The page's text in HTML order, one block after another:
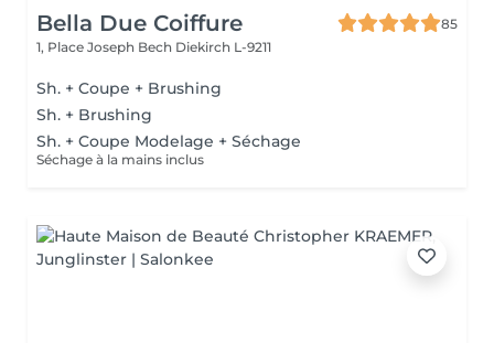
Bella Due Coiffure
85
1, Place Joseph Bech Diekirch L-9211
Sh. + Coupe + Brushing
Sh. + Brushing
Sh. + Coupe Modelage + Séchage
Séchage à la mains inclus